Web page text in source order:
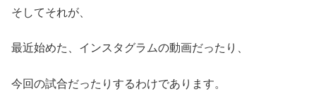
そしてそれが、
最近始めた、インスタグラムの動画だったり、
今回の試合だったりするわけであります。